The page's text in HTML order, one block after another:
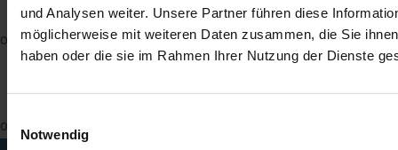
und Analysen weiter. Unsere Partner führen diese
möglicherweise mit weiteren Daten zusammen, die Sie
haben oder die sie im Rahmen Ihrer Nutzung der Dienste
Notwendig
this field
this field